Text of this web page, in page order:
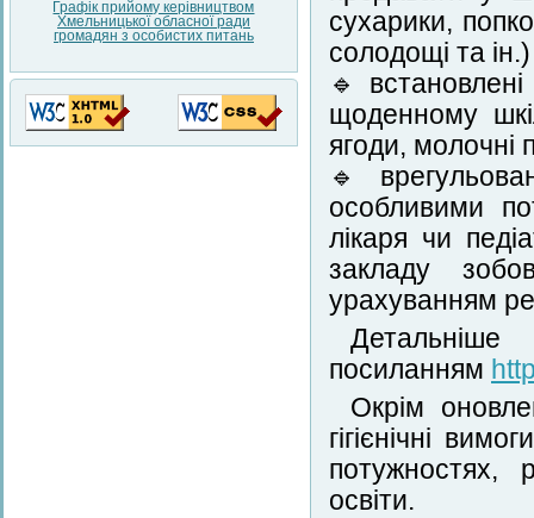
Графік прийому керівництвом
Хмельницької обласної ради
громадян з особистих питань
сухарики,
солодощі та ін.)
щоденному
ягоди, молочні
особливими
лікаря чи
закладу
урахуванням
посиланням
Окрім
гігієнічні
потужностях,
освіти.